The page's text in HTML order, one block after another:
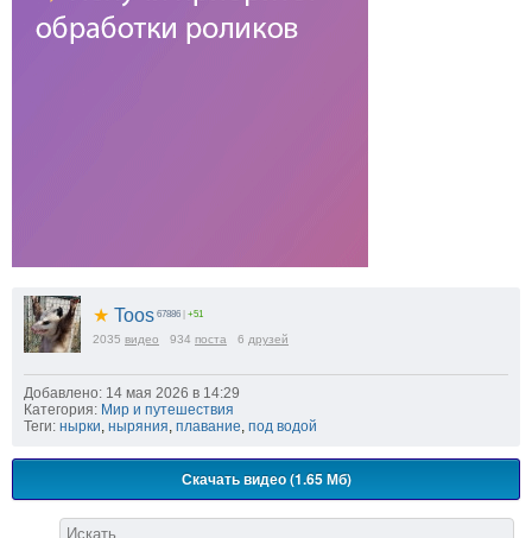
★ Toos 67886 | +51
2035 видео 934 поста 6 друзей
Добавлено: 14 мая 2026 в 14:29
Категория: Мир и путешествия
Теги: нырки ныряния плавание под водой
Скачать видео (1.65 Мб)